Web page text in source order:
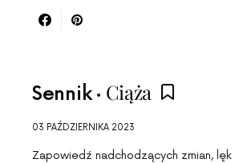
Sennik Ciąża
03 PAŹDZIERNIKA 2023
Zapowiedź nadchodzących zmian,